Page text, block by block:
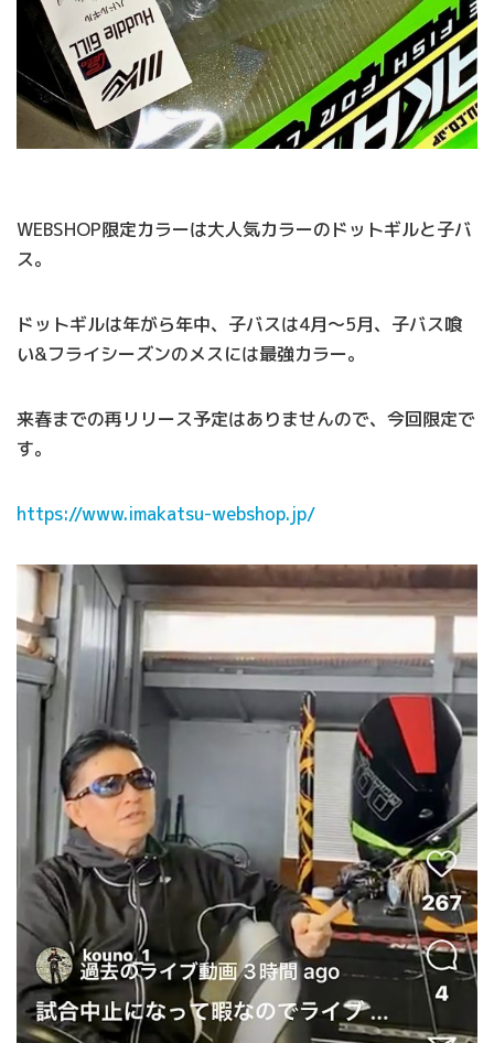
WEBSHOP限定カラーは大人気カラーのドットギルと子バ
ス。
ドットギルは年がら年中、子バスは4月〜5月、子バス喰
い&フライシーズンのメスには最強カラー。
来春までの再リリース予定はありませんので、今回限定で
す。
https://www.imakatsu-webshop.jp/